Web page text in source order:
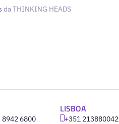
da THINKING HEADS
8942 6800
LISBOA
‪+351 213880042